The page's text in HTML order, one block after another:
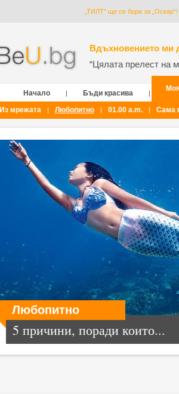
„ТИЛТ” ще се бори за „Оскар“!
Вдъхновението ми
“Цялата прелест на
Начало | Бъди красива |
Из мрежата
| Любопитно | 01.00 a.m. | Сама
Любопитно
5 причини, поради които...